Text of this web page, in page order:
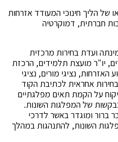
של הליך חינוכי המעודד אזרחות
חברתית, דמוקרטיה
ועדת בחירות מרכזית
יו"ר מועצת תלמידים, הרכזת
נציגי מורים, נציגי
אחראית לכתיבת הקוד
על הקמת תאים מפלגתיים
של המפלגות השונות.
ברור ומוגדר באשר לדרכי
השונות, להתנהגות במהלך